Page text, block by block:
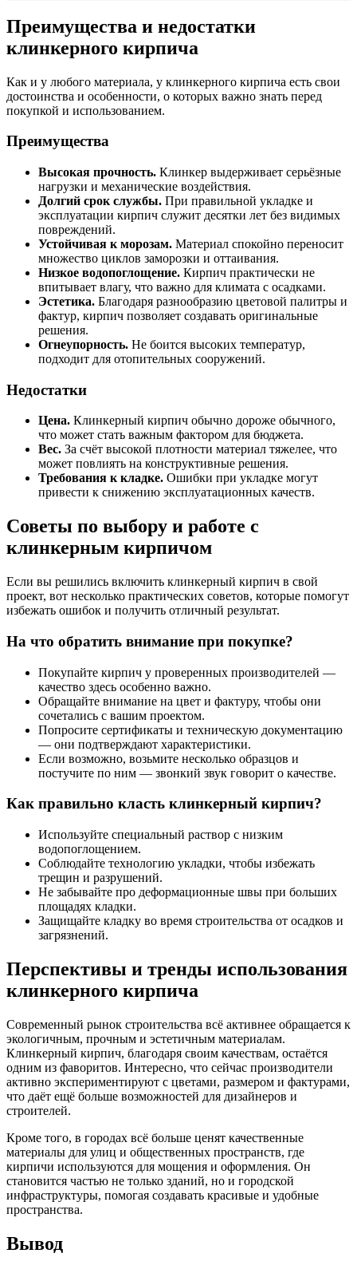
Преимущества и недостатки
клинкерного кирпича
Как и у любого материала, у клинкерного кирпича есть свои
достоинства и особенности, о которых важно знать перед
покупкой и использованием.
Преимущества
Высокая прочность. Клинкер выдерживает серьёзные
нагрузки и механические воздействия.
Долгий срок службы. При правильной укладке и
эксплуатации кирпич служит десятки лет без видимых
повреждений.
Устойчивая к морозам. Материал спокойно переносит
множество циклов заморозки и оттаивания.
Низкое водопоглощение. Кирпич практически не
впитывает влагу, что важно для климата с осадками.
Эстетика. Благодаря разнообразию цветовой палитры и
фактур, кирпич позволяет создавать оригинальные
решения.
Огнеупорность. Не боится высоких температур,
подходит для отопительных сооружений.
Недостатки
Цена. Клинкерный кирпич обычно дороже обычного,
что может стать важным фактором для бюджета.
Вес. За счёт высокой плотности материал тяжелее, что
может повлиять на конструктивные решения.
Требования к кладке. Ошибки при укладке могут
привести к снижению эксплуатационных качеств.
Советы по выбору и работе с
клинкерным кирпичом
Если вы решились включить клинкерный кирпич в свой
проект, вот несколько практических советов, которые помогут
избежать ошибок и получить отличный результат.
На что обратить внимание при покупке?
Покупайте кирпич у проверенных производителей —
качество здесь особенно важно.
Обращайте внимание на цвет и фактуру, чтобы они
сочетались с вашим проектом.
Попросите сертификаты и техническую документацию
— они подтверждают характеристики.
Если возможно, возьмите несколько образцов и
постучите по ним — звонкий звук говорит о качестве.
Как правильно класть клинкерный кирпич?
Используйте специальный раствор с низким
водопоглощением.
Соблюдайте технологию укладки, чтобы избежать
трещин и разрушений.
Не забывайте про деформационные швы при больших
площадях кладки.
Защищайте кладку во время строительства от осадков и
загрязнений.
Перспективы и тренды использования
клинкерного кирпича
Современный рынок строительства всё активнее обращается к
экологичным, прочным и эстетичным материалам.
Клинкерный кирпич, благодаря своим качествам, остаётся
одним из фаворитов. Интересно, что сейчас производители
активно экспериментируют с цветами, размером и фактурами,
что даёт ещё больше возможностей для дизайнеров и
строителей.
Кроме того, в городах всё больше ценят качественные
материалы для улиц и общественных пространств, где
кирпичи используются для мощения и оформления. Он
становится частью не только зданий, но и городской
инфраструктуры, помогая создавать красивые и удобные
пространства.
Вывод